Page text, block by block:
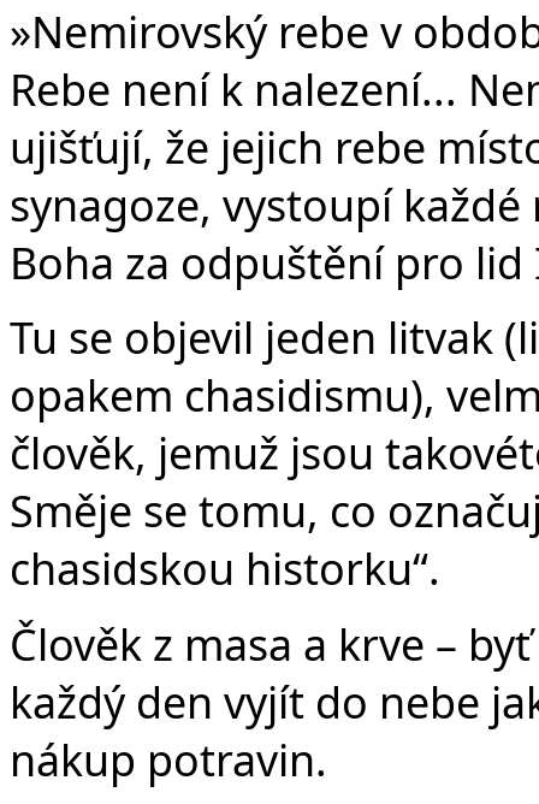
»Nemirovský rebe v
Rebe není k nalezení...
ujišťují, že jejich rebe
synagoze, vystoupí
Boha za odpuštění pro
Tu se objevil jeden litvak
opakem chasidismu),
člověk, jemuž jsou
Směje se tomu, co
chasidskou historku“.
Člověk z masa a krve –
každý den vyjít do nebe
nákup potravin.